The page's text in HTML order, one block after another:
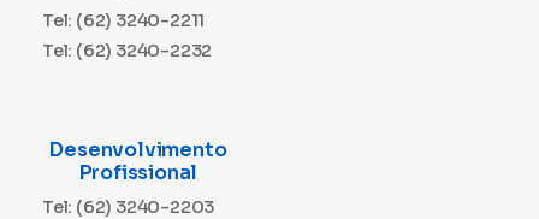
Tel: (62) 3240-2211
Tel: (62) 3240-2232
Desenvolvimento
Profissional
Tel: (62) 3240-2203